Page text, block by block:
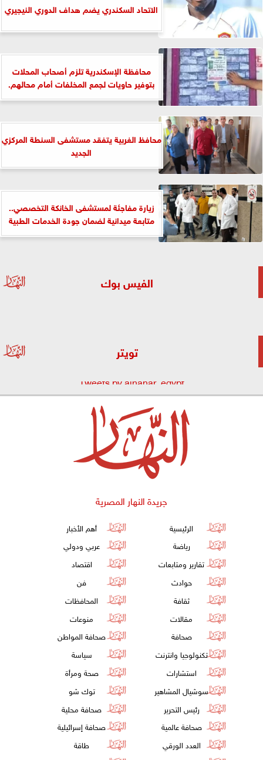
الاتحاد السكندري يضم هداف الدوري النيجيري
محافظة الإسكندرية تلزم أصحاب المحلات
بتوفير حاويات لجمع المخلفات أمام محالهم.
محافظ الغربية يتفقد مستشفى السنطة المركزي
الجديد
زيارة مفاجئة لمستشفى الخانكة التخصصي..
متابعة ميدانية لضمان جودة الخدمات الطبية
الفيس بوك
تويتر
Tweets by alnahar_egypt
جريدة النهار المصرية
الرئيسية
أهم الأخبار
رياضة
عربي ودولي
تقارير ومتابعات
اقتصاد
حوادث
فن
ثقافة
المحافظات
مقالات
منوعات
صحافة
صحافة المواطن
تكنولوجيا وانترنت
سياسة
استشارات
صحة ومرأة
سوشيال المشاهير
توك شو
رئيس التحرير
صحافة محلية
صحافة عالمية
صحافة إسرائيلية
العدد الورقي
طاقة